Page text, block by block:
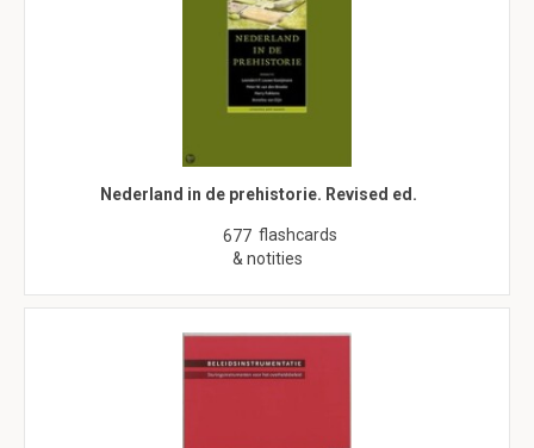
Nederland in de prehistorie. Revised ed.
677 flashcards
& notities